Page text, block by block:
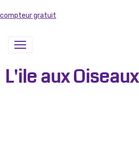
compteur gratuit
L'ile aux Oiseaux